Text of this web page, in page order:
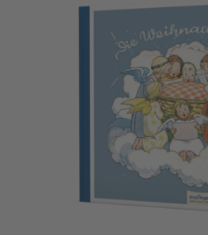
Die Weihnachtsengelein